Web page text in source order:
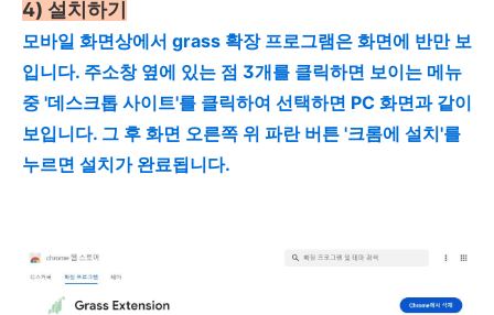
4) 설치하기
모바일 화면상에서 grass 확장 프로그램은 화면에 반만 보
입니다. 주소창 옆에 있는 점 3개를 클릭하면 보이는 메뉴
중 '데스크톱 사이트'를 클릭하여 선택하면 PC 화면과 같이
보입니다. 그 후 화면 오른쪽 위 파란 버튼 '크롬에 설치'를
누르면 설치가 완료됩니다.